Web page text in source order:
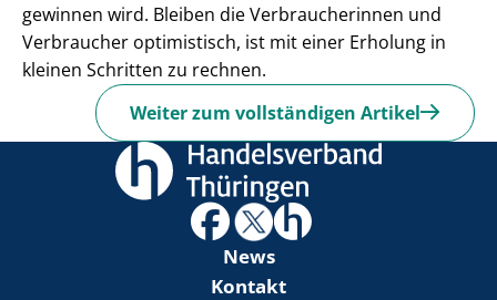
gewinnen wird. Bleiben die Verbraucherinnen und
Verbraucher optimistisch, ist mit einer Erholung in
kleinen Schritten zu rechnen.
Weiter zum vollständigen Artikel
News
Kontakt